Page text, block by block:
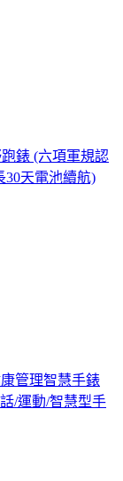
跑錶 (六項軍規認
30天電池續航)
康管理智慧手錶
/運動/智慧型手